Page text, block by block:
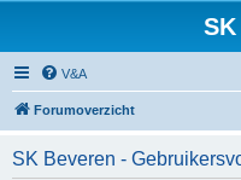
V&A
Forumoverzicht
SK Beveren -